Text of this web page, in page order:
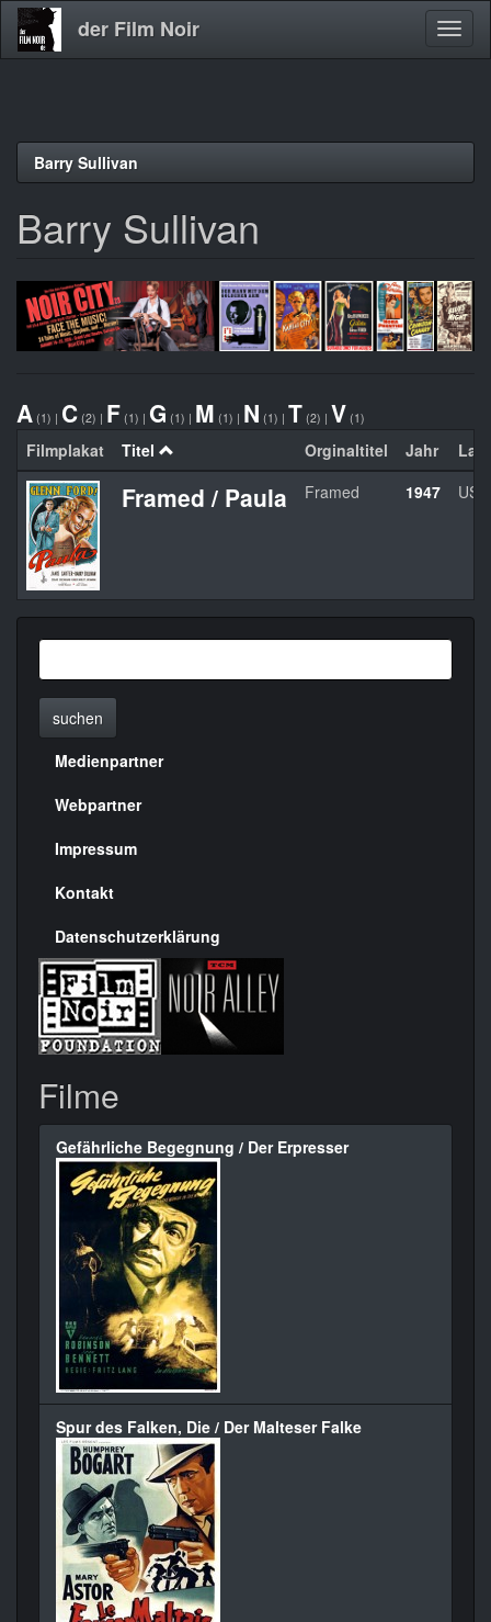
Direkt
der Film Noir
Barry Sullivan
Barry Sullivan
A (1) | C (2) | F (1) | G (1) | M (1) | N (1) | T (2) | V (1)
Filmplakat Titel Orginaltitel Jahr
Framed / Paula Framed 1947 USA
suchen
Menülinks
rechte
Seite
Medienpartner
Webpartner
Impressum
Kontakt
Datenschutzerklärung
Filme
Gefährliche Begegnung / Der Erpresser
Spur des Falken, Die / Der Malteser Falke